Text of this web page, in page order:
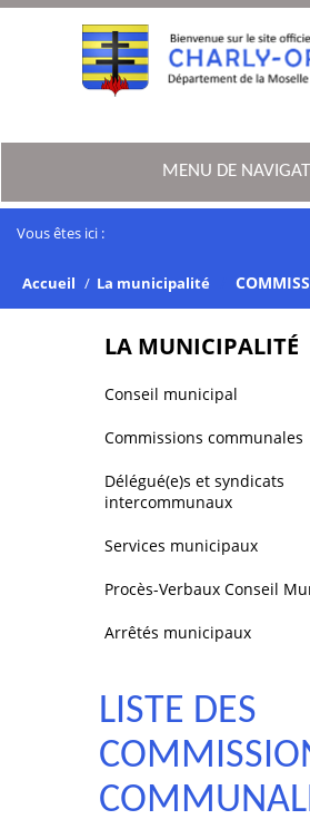
MENU DE
Vous êtes ici :
Accueil / La municipalité
LA MUNICIPALITÉ
Conseil municipal
Commissions communales
Délégué(e)s et syndicats
intercommunaux
Services municipaux
Procès-Verbaux Conseil
Arrêtés municipaux
LISTE DES